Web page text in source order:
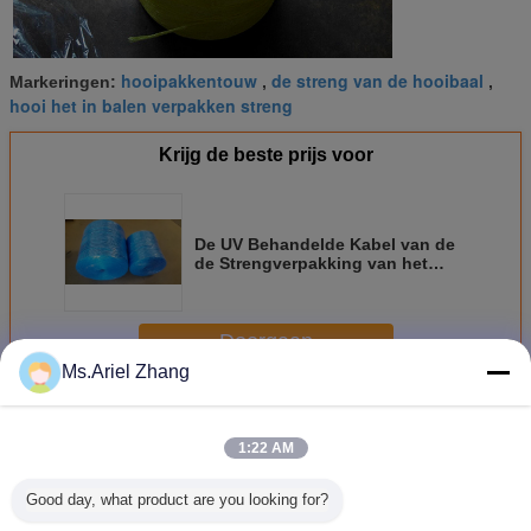
Markeringen: hooipakkentouw , de streng van de hooibaal ,
hooi het in balen verpakken streng
Krijg de beste prijs voor
De UV Behandelde Kabel van de
de Strengverpakking van het
Doorgaan
MeerHet Pakkentouw van pp
Ms.Ariel Zhang
1:22 AM
Good day, what product are you looking for?